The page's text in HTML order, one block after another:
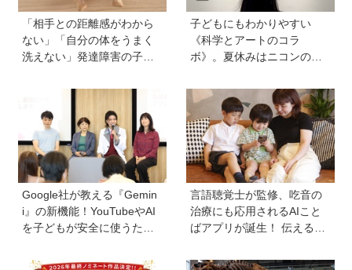
「相手との距離感がわから
ない」「自分の体をうまく
洗えない」発達障害の子ど
と・性教育のポイントは？
ール』著者に聞いた】
子どもにもわかりやすい
《科学とアートのコラ
ボ》。夏休みはニコンの特
へ！【高校生以下無料】
Google社が教える『Gemin
i』の新機能！YouTubeやAI
を子どもが安全に使うため
教育チャンネルなど、家庭
言語聴覚士が監修、吃音の
治療にも応用されるAIこと
ばアプリが誕生！ 伝える力
める「ことたね」の魅力と